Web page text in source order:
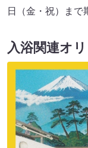
日（金・祝）まで
入浴関連オ